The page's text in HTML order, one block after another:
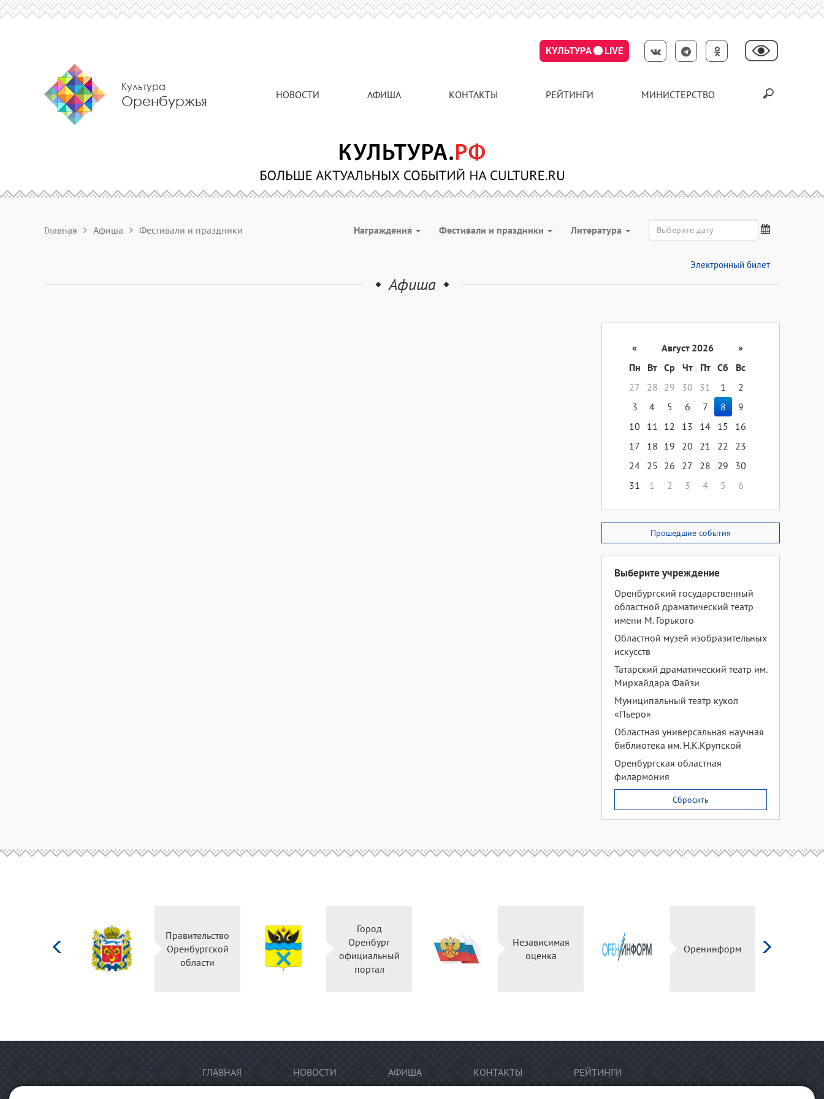
КУЛЬТУРА LIVE
Культура
Оренбуржья НОВОСТИ АФИША КОНТАКТЫ РЕЙТИНГИ МИНИСТЕРСТВО
Главная Афиша Фестивали и праздники Награждения Фестивали и праздники Литература
Электронный билет
Афиша
« Август 2026
»
Пн
Вт Ср Чт Пт Сб
Вс
27
28 29 30 31 1
2
3
4 5 6 7 8
9
10
11 12 13 14 15
16
17
18 19 20 21 22
23
24 25 26 27 28 29
30
31
1 2 3 4 5 6
Прошедшие события
Выберите учреждение
Оренбургский государственный
областной драматический театр
имени М. Горького
Областной музей изобразительных
искусств
Татарский драматический театр им.
Мирхайдара Файзи
Муниципальный театр кукол
«Пьеро»
Областная универсальная научная
библиотека им. Н.К.Крупской
Оренбургская областная
филармония
Сбросить
Правительство
Оренбургской
области
Город
Оренбург
официальный
портал
Независимая
оценка
Оренинформ
ГЛАВНАЯ НОВОСТИ АФИША КОНТАКТЫ РЕЙТИНГИ